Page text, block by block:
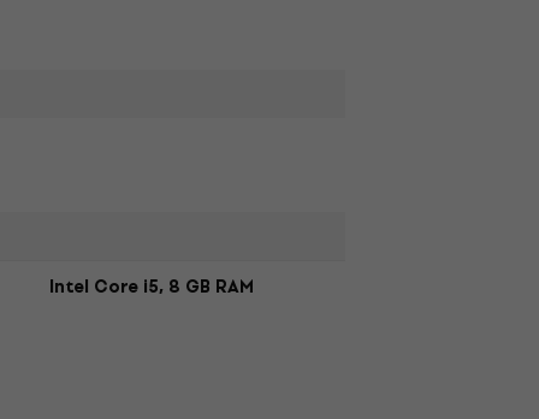
Intel Core i5, 8 GB RAM